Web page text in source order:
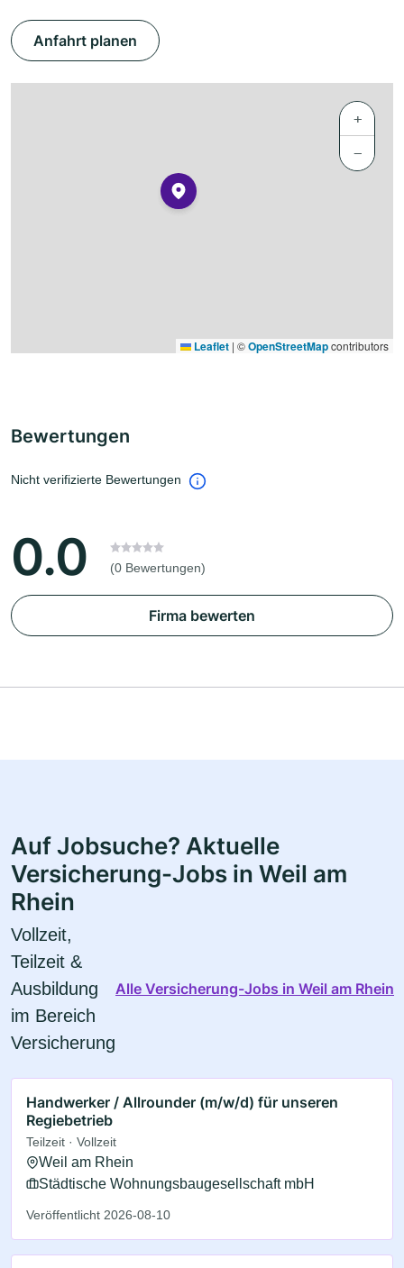
Anfahrt planen
+
−
Leaflet | ©OpenStreetMapcontributors
Bewertungen
Nicht verifizierte Bewertungen
0.0 (0 Bewertungen)
Firma bewerten
Auf Jobsuche? Aktuelle
Versicherung-Jobs in Weil am
Rhein
Vollzeit,
Teilzeit &
Ausbildung
im Bereich
Versicherung
Alle Versicherung-Jobs in Weil am Rhein
Handwerker / Allrounder (m/w/d) für unseren
Regiebetrieb
Teilzeit · Vollzeit
Weil am Rhein
Städtische Wohnungsbaugesellschaft mbH
Veröffentlicht 2026-08-10